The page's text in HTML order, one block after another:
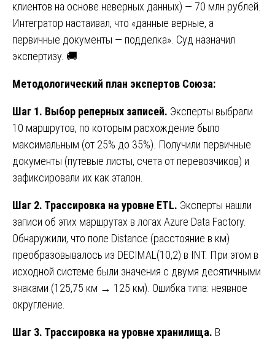
клиентов на основе неверных данных) — 70 млн рублей.
Интегратор настаивал, что «данные верные, а
первичные документы — подделка». Суд назначил
экспертизу. 🚚
Методологический план экспертов Союза:
Шаг 1. Выбор реперных записей. Эксперты выбрали
10 маршрутов, по которым расхождение было
максимальным (от 25% до 35%). Получили первичные
документы (путевые листы, счета от перевозчиков) и
зафиксировали их как эталон.
Шаг 2. Трассировка на уровне ETL. Эксперты нашли
записи об этих маршрутах в логах Azure Data Factory.
Обнаружили, что поле Distance (расстояние в км)
преобразовывалось из DECIMAL(10,2) в INT. При этом в
исходной системе были значения с двумя десятичными
знаками (125,75 км → 125 км). Ошибка типа: неявное
округление.
Шаг 3. Трассировка на уровне хранилища. В